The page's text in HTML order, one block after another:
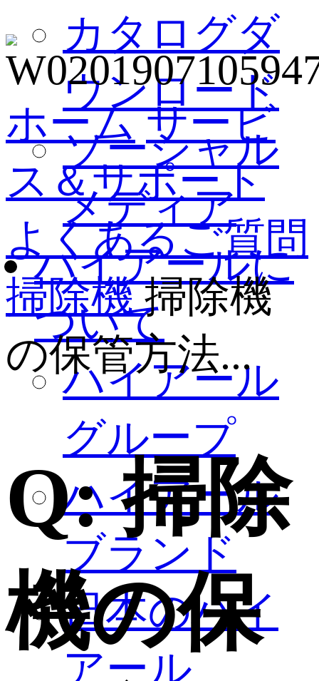
カタログダ
ウンロード
ソーシャル
メディア
ハイアールに
ついて
ハイアール
グループ
ハイアール
ブランド
日本のハイ
アール
ホーム サービ
ス＆サポート
よくあるご質問
掃除機掃除機
の保管方法...
Q:掃除
機の保